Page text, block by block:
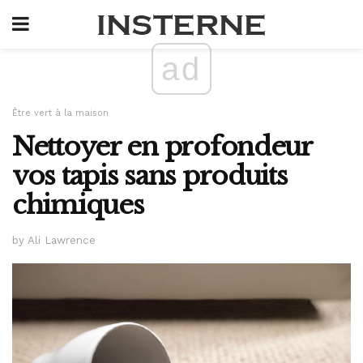
ad
Être vert à la maison
Nettoyer en profondeur
vos tapis sans produits
chimiques
by Ali Lawrence